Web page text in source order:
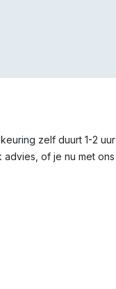
zelf duurt 1-2 uur
of je nu met ons